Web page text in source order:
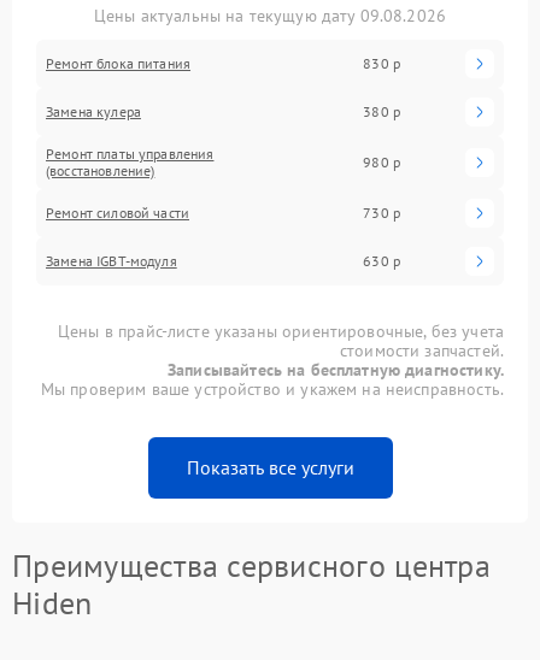
Цены актуальны на текущую дату 09.08.2026
Ремонт блока питания 830 р
Замена кулера 380 р
Ремонт платы управления
(восстановление)
980 р
Ремонт силовой части 730 р
Замена IGBT-модуля 630 р
Цены в прайс-листе указаны ориентировочные, без учета
стоимости запчастей.
Записывайтесь на бесплатную диагностику.
Мы проверим ваше устройство и укажем на неисправность.
Показать все услуги
Преимущества сервисного центра
Hiden